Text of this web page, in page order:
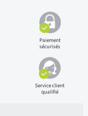
Paiement
sécurisés
Service client
qualifié